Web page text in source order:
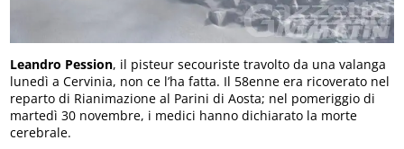
Leandro Pession, il pisteur secouriste travolto da una valanga
lunedì a Cervinia, non ce l’ha fatta. Il 58enne era ricoverato nel
reparto di Rianimazione al Parini di Aosta; nel pomeriggio di
martedì 30 novembre, i medici hanno dichiarato la morte
cerebrale.